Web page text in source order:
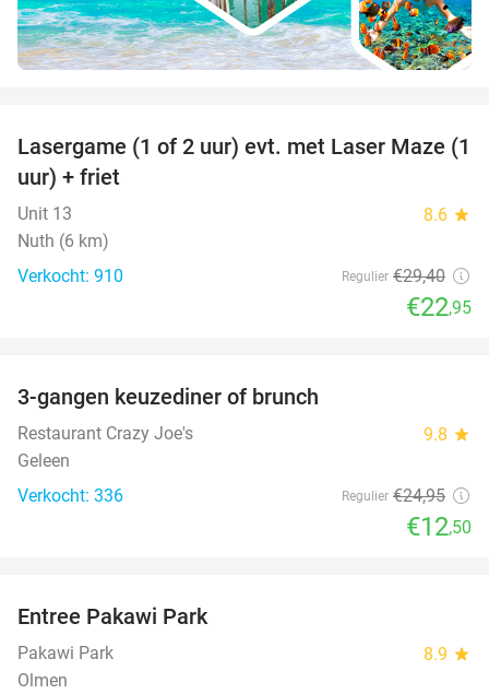
22%
Lasergame (1 of 2 uur) evt. met Laser Maze (1
uur) + friet
Unit 13 8.6 star
Nuth (6 km)
Verkocht: 910
Regulier €29,40
€22,95
3-gangen keuzediner of brunch
Restaurant Crazy Joe's 9.8 star
Geleen
Verkocht: 336
Regulier €24,95
€12,50
Entree Pakawi Park
Pakawi Park 8.9 star
Olmen